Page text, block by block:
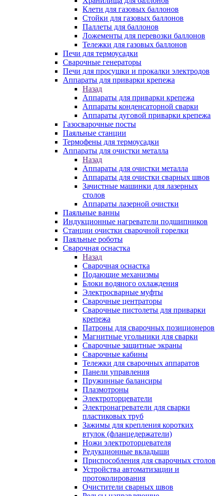
Клети для газовых баллонов
Стойки для газовых баллонов
Паллеты для баллонов
Ложементы для перевозки баллонов
Тележки для газовых баллонов
Печи для термоусадки
Сварочные генераторы
Печи для просушки и прокалки электродов
Аппараты для приварки крепежа
Назад
Аппараты для приварки крепежа
Аппараты конденсаторной сварки
Аппараты дуговой приварки крепежа
Газосварочные посты
Паяльные станции
Термофены для термоусадки
Аппараты для очистки металла
Назад
Аппараты для очистки металла
Аппараты для очистки сварных швов
Зачистные машинки для лазерных
столов
Аппараты лазерной очистки
Паяльные ванны
Индукционные нагреватели подшипников
Станции очистки сварочной горелки
Паяльные роботы
Сварочная оснастка
Назад
Сварочная оснастка
Подающие механизмы
Блоки водяного охлаждения
Электросварные муфты
Сварочные центраторы
Сварочные пистолеты для приварки
крепежа
Патроны для сварочных позиционеров
Магнитные угольники для сварки
Сварочные защитные экраны
Сварочные кабины
Тележки для сварочных аппаратов
Панели управления
Пружинные балансиры
Плазмотроны
Электроторцеватели
Электронагреватели для сварки
пластиковых труб
Зажимы для крепления коротких
втулок (фланцедержатели)
Ножи электроторцевателя
Редукционные вкладыши
Приспособления для сварочных столов
Устройства автоматизации и
протоколирования
Очистители сварных швов